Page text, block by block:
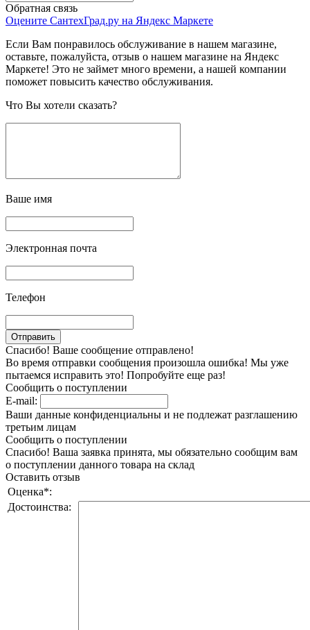
Обратная связь
Оцените СантехГрад.ру на Яндекс Маркете
Если Вам понравилось обслуживание в нашем магазине,
оставьте, пожалуйста, отзыв о нашем магазине на Яндекс
Маркете! Это не займет много времени, а нашей компании
поможет повысить качество обслуживания.
Что Вы хотели сказать?
Ваше имя
Электронная почта
Телефон
Спасибо! Ваше сообщение отправлено!
Во время отправки сообщения произошла ошибка! Мы уже
пытаемся исправить это! Попробуйте еще раз!
Сообщить о поступлении
E-mail:
Ваши данные конфиденциальны и не подлежат разглашению
третьим лицам
Сообщить о поступлении
Спасибо! Ваша заявка принята, мы обязательно сообщим вам
о поступлении данного товара на склад
Оставить отзыв
Оценка*:
Достоинства: